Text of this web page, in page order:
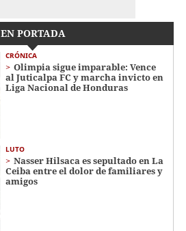
EN PORTADA
CRÓNICA
Olimpia sigue imparable: Vence
al Juticalpa FC y marcha invicto en
Liga Nacional de Honduras
LUTO
Nasser Hilsaca es sepultado en La
Ceiba entre el dolor de familiares y
amigos